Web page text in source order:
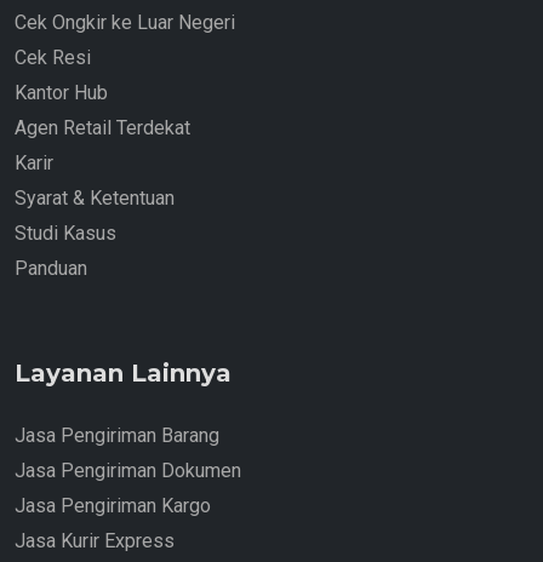
Cek Ongkir ke Luar Negeri
Cek Resi
Kantor Hub
Agen Retail Terdekat
Karir
Syarat & Ketentuan
Studi Kasus
Panduan
Layanan Lainnya
Jasa Pengiriman Barang
Jasa Pengiriman Dokumen
Jasa Pengiriman Kargo
Jasa Kurir Express